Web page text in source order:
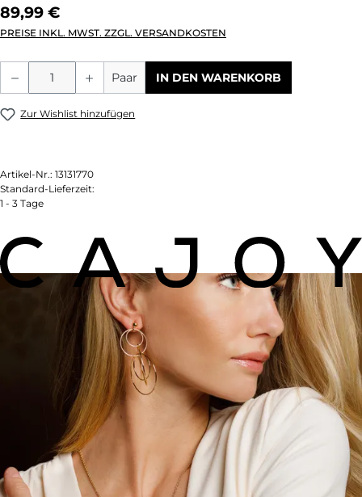
89,99 €
PREISE INKL. MWST. ZZGL. VERSANDKOSTEN
Produkt Anzahl: Gib den gewünschten
Paar IN DEN WARENKORB
Zur Wishlist hinzufügen
Artikel-Nr.: 13131770
Standard-Lieferzeit:
1 - 3 Tage